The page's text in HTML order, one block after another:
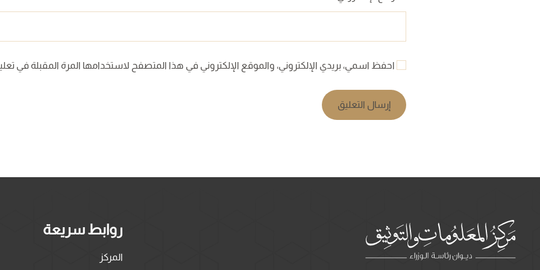
احفظ اسمي، بريدي الإلكتروني، والموقع الإلكتروني في هذا المتصفح لاستخدامها المرة المقبلة في
إرسال التعليق
روابط سريعة
المركز